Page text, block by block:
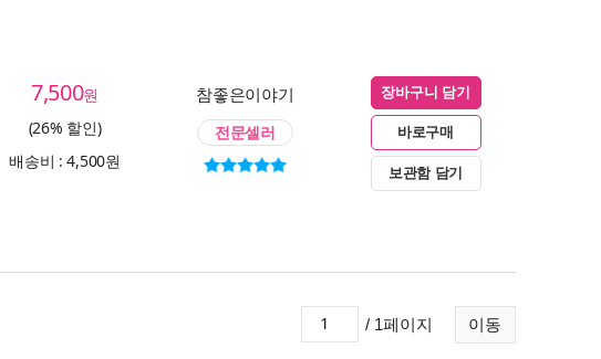
7,500원
(26% 할인)
배송비 : 4,500원
참좋은이야기
전문셀러
장바구니 담기
바로구매
보관함 담기
이동
/ 1페이지